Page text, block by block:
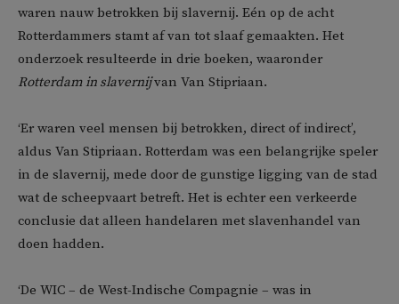
waren nauw betrokken bij slavernij. Eén op de acht
Rotterdammers stamt af van tot slaaf gemaakten. Het
onderzoek resulteerde in drie boeken, waaronder
Rotterdam in slavernijvan Van Stipriaan.
‘Er waren veel mensen bij betrokken, direct of indirect’,
aldus Van Stipriaan. Rotterdam was een belangrijke speler
in de slavernij, mede door de gunstige ligging van de stad
wat de scheepvaart betreft. Het is echter een verkeerde
conclusie dat alleen handelaren met slavenhandel van
doen hadden.
‘De WIC – de West-Indische Compagnie – was in